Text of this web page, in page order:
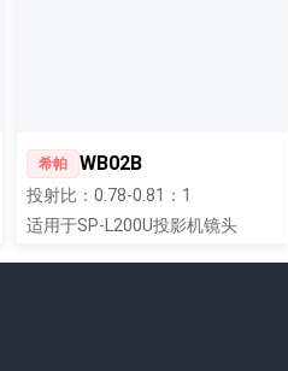
希帕 WB02B
投射比：0.78-0.81：1
适用于SP-L200U投影机镜头